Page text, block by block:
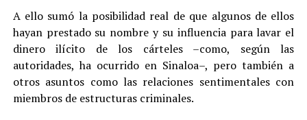
A ello sumó la posibilidad real de que algunos de ellos
hayan prestado su nombre y su influencia para lavar el
dinero ilícito de los cárteles –como, según las
autoridades, ha ocurrido en Sinaloa–, pero también a
otros asuntos como las relaciones sentimentales con
miembros de estructuras criminales.